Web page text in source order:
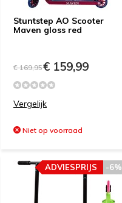
Stuntstep AO Scooter
Maven gloss red
€ 169,95€ 159,99
Vergelijk
Niet op voorraad
-6%
ADVIESPRIJS